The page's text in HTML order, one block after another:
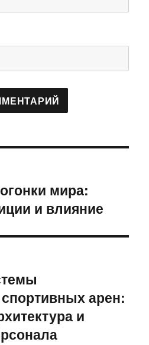
мира:
и влияние
арен:
и